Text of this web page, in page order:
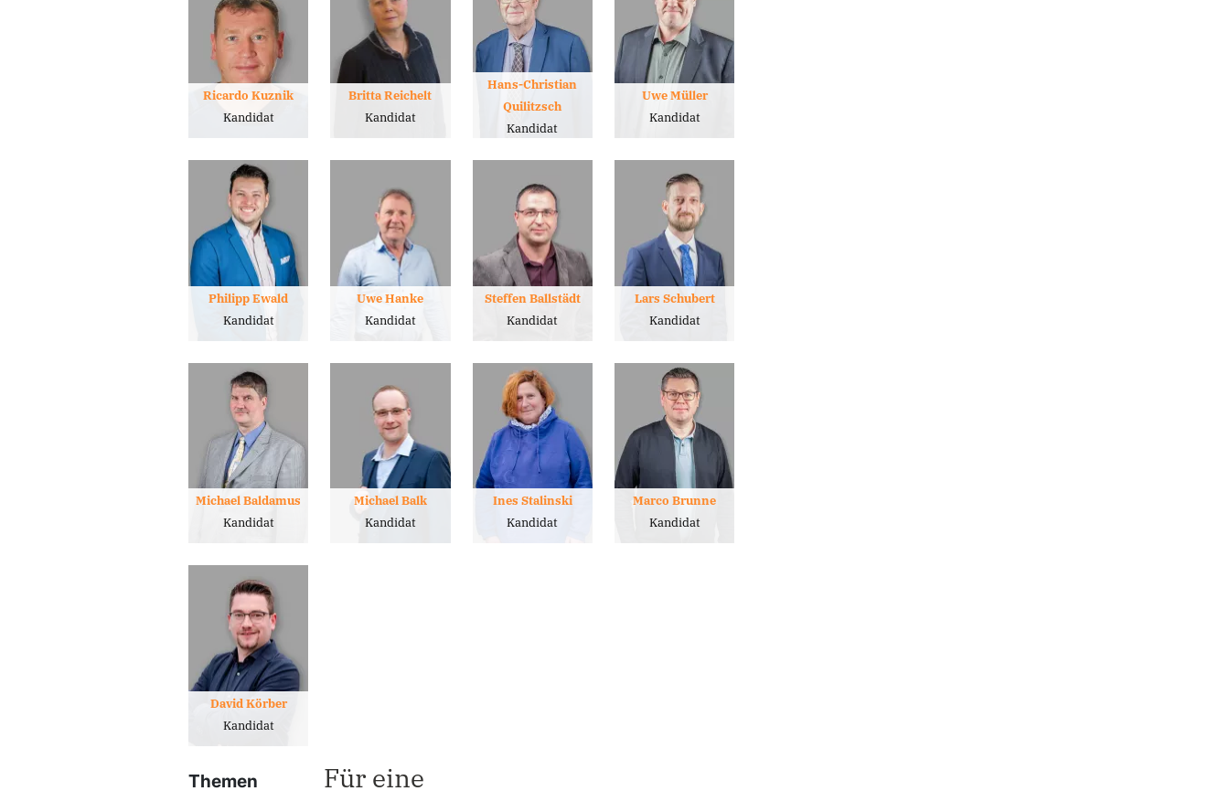
Ricardo Kuznik
Kandidat
Britta Reichelt
Kandidat
Hans-Christian
Quilitzsch
Kandidat
Uwe Müller
Kandidat
Philipp Ewald
Kandidat
Uwe Hanke
Kandidat
Steffen Ballstädt
Kandidat
Lars Schubert
Kandidat
Michael Baldamus
Kandidat
Michael Balk
Kandidat
Ines Stalinski
Kandidat
Marco Brunne
Kandidat
David Körber
Kandidat
Themen
Für eine